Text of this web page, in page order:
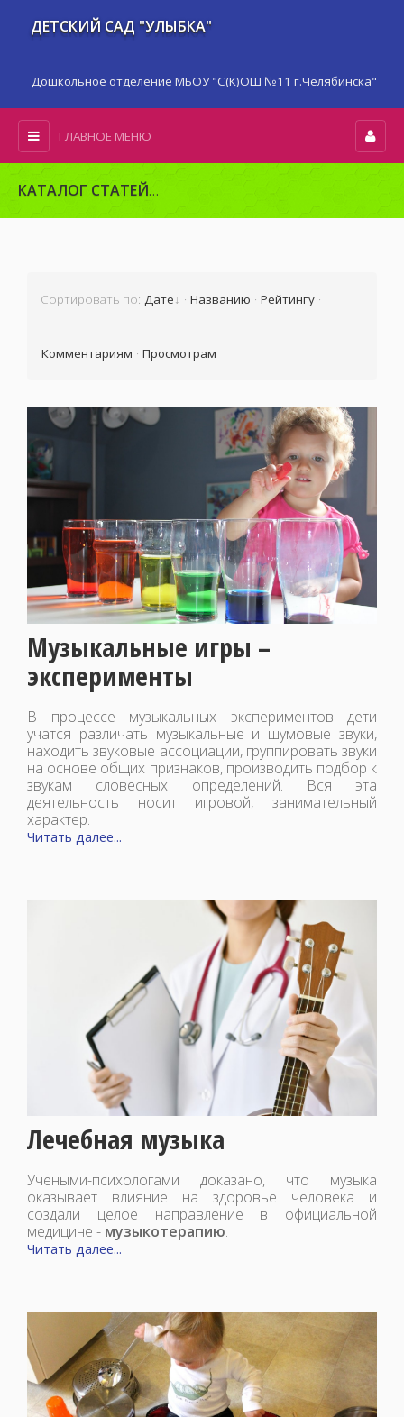
ДЕТСКИЙ САД "УЛЫБКА"
Дошкольное отделение МБОУ "С(К)ОШ №11 г.Челябинска"
ГЛАВНОЕ МЕНЮ
КАТАЛОГ СТАТЕЙ
Сортировать по: Дате · Названию · Рейтингу ·
Комментариям · Просмотрам
Музыкальные игры –
эксперименты
В процессе музыкальных экспериментов дети
учатся различать музыкальные и шумовые звуки,
находить звуковые ассоциации, группировать звуки
на основе общих признаков, производить подбор к
звукам словесных определений. Вся эта
деятельность носит игровой, занимательный
характер.
Читать далее...
Лечебная музыка
Учеными-психологами доказано, что музыка
оказывает влияние на здоровье человека и
создали целое направление в официальной
медицине - музыкотерапию.
Читать далее...